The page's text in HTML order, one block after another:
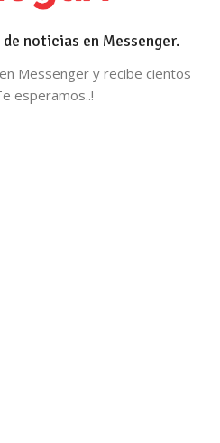
noticias en Messenger.
Messenger y recibe cientos
esperamos..!